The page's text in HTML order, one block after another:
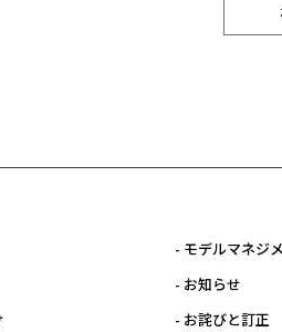
- モデルマネジ
- お知らせ
- お詫びと訂正